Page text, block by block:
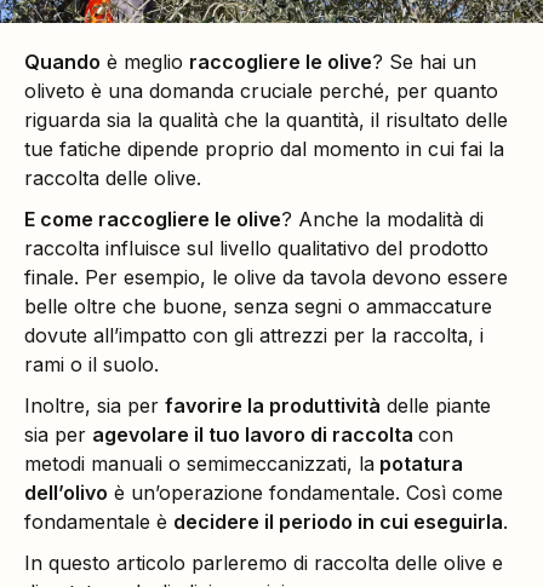
Quando è meglio raccogliere le olive? Se hai un
oliveto è una domanda cruciale perché, per quanto
riguarda sia la qualità che la quantità, il risultato delle
tue fatiche dipende proprio dal momento in cui fai la
raccolta delle olive.
E come raccogliere le olive? Anche la modalità di
raccolta influisce sul livello qualitativo del prodotto
finale. Per esempio, le olive da tavola devono essere
belle oltre che buone, senza segni o ammaccature
dovute all’impatto con gli attrezzi per la raccolta, i
rami o il suolo.
Inoltre, sia per favorire la produttività delle piante
sia per agevolare il tuo lavoro di raccolta con
metodi manuali o semimeccanizzati, la potatura
dell’olivo è un’operazione fondamentale. Così come
fondamentale è decidere il periodo in cui eseguirla.
In questo articolo parleremo di raccolta delle olive e